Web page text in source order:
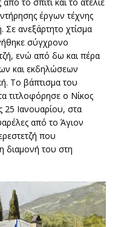
έργων τέχνης
ανεξάρτητο χτίσμα
σύγχρονο
ενώ από δω και πέρα
και εκδηλώσεων
Το βάπτισμα του
τιτλοφόρησε ο Νίκος
25 Ιανουαρίου, στα
από το Άγιον
που
διαμονή του στη